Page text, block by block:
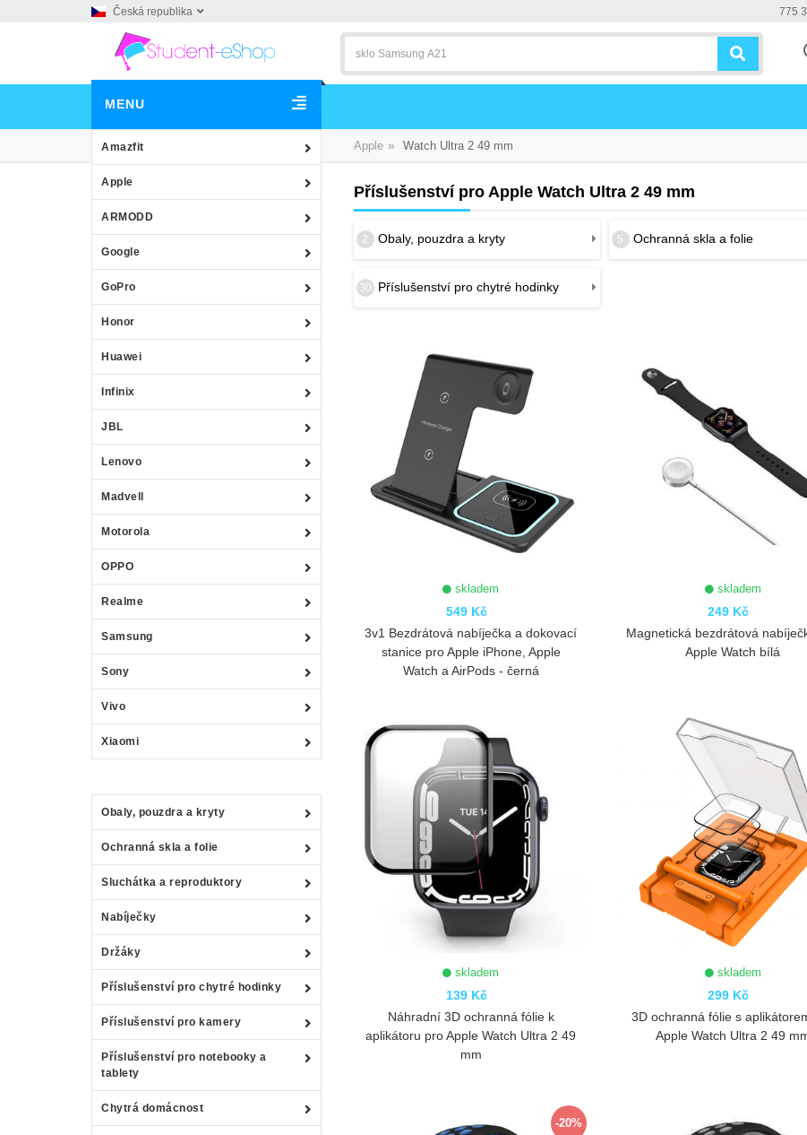
Česká republika 775
MENU
Amazfit
Apple
ARMODD
Google
GoPro
Honor
Huawei
Infinix
JBL
Lenovo
Madvell
Motorola
OPPO
Realme
Samsung
Sony
Vivo
Xiaomi
Obaly, pouzdra a kryty
Ochranná skla a folie
Sluchátka a reproduktory
Nabíječky
Držáky
Příslušenství pro chytré hodinky
Příslušenství pro kamery
Příslušenství pro notebooky a
tablety
Chytrá domácnost
Apple » Watch Ultra 2 49 mm
Příslušenství pro Apple Watch Ultra 2 49 mm
2 Obaly, pouzdra a kryty 5 Ochranná skla a folie
30 Příslušenství pro chytré hodinky
skladem
549 Kč
ZOBRAZIT
3v1 Bezdrátová nabíječka a dokovací
stanice pro Apple iPhone, Apple
Watch a AirPods - černá
skladem
249 Kč
ZOBRAZIT
Magnetická bezdrátová
Apple Watch bílá
skladem
139 Kč
Náhradní 3D ochranná fólie k
aplikátoru pro Apple Watch Ultra 2 49
mm
skladem
299 Kč
3D ochranná fólie s
Apple Watch Ultra 2 49
-20%